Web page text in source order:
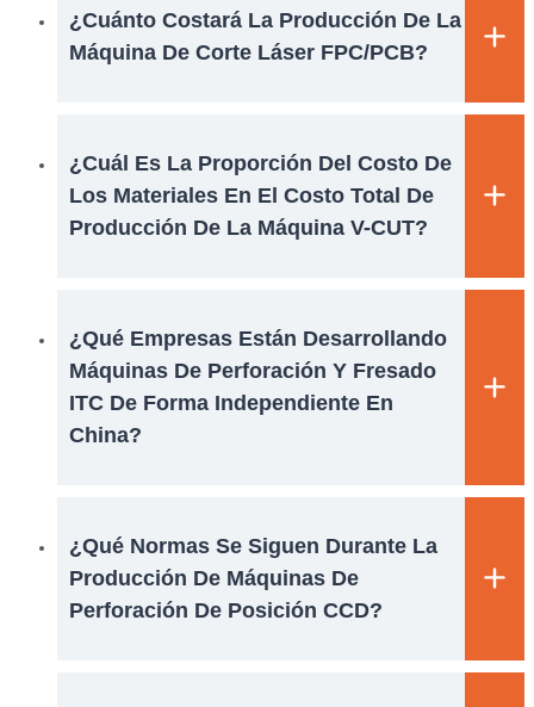
¿Cuánto Costará La Producción De La
Máquina De Corte Láser FPC/PCB?
¿Cuál Es La Proporción Del Costo De
Los Materiales En El Costo Total De
Producción De La Máquina V-CUT?
¿Qué Empresas Están Desarrollando
Máquinas De Perforación Y Fresado
ITC De Forma Independiente En
China?
¿Qué Normas Se Siguen Durante La
Producción De Máquinas De
Perforación De Posición CCD?